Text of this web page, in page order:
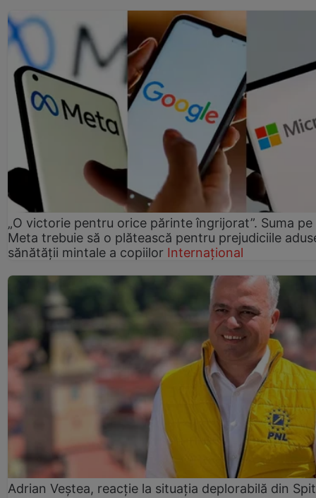
„O victorie pentru orice părinte îngrijorat”. Suma pe
Meta trebuie să o plătească pentru prejudiciile
sănătății mintale a copiilor Internațional
Adrian Veștea, reacție la situația deplorabilă din